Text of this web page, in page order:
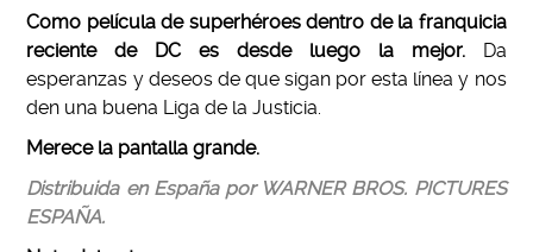
Como película de superhéroes dentro de la franquicia
reciente de DC es desde luego la mejor.Da
esperanzas y deseos de que sigan por esta línea y nos
den una buena Liga de la Justicia.
Merece la pantalla grande.
Distribuida en España por WARNER BROS. PICTURES
ESPAÑA.